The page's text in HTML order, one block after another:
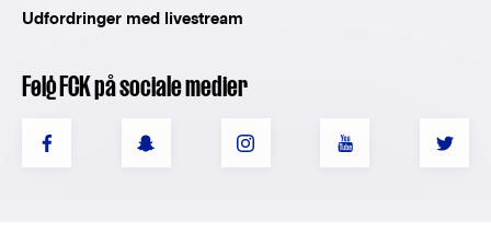
Udfordringer med livestream
Følg FCK på sociale medier